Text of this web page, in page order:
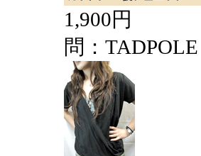
1,900円
問：